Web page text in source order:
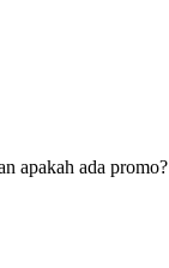
apakah ada promo?